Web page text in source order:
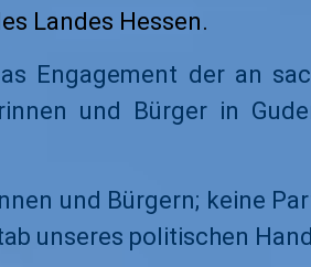
Landes Hessen.
Engagement der an
und Bürger in
und Bürgern; keine
unseres politischen